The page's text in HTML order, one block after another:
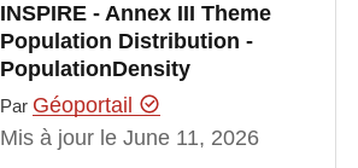
INSPIRE - Annex III Theme
Population Distribution -
PopulationDensity
Par Géoportail
Mis à jour le June 11, 2026